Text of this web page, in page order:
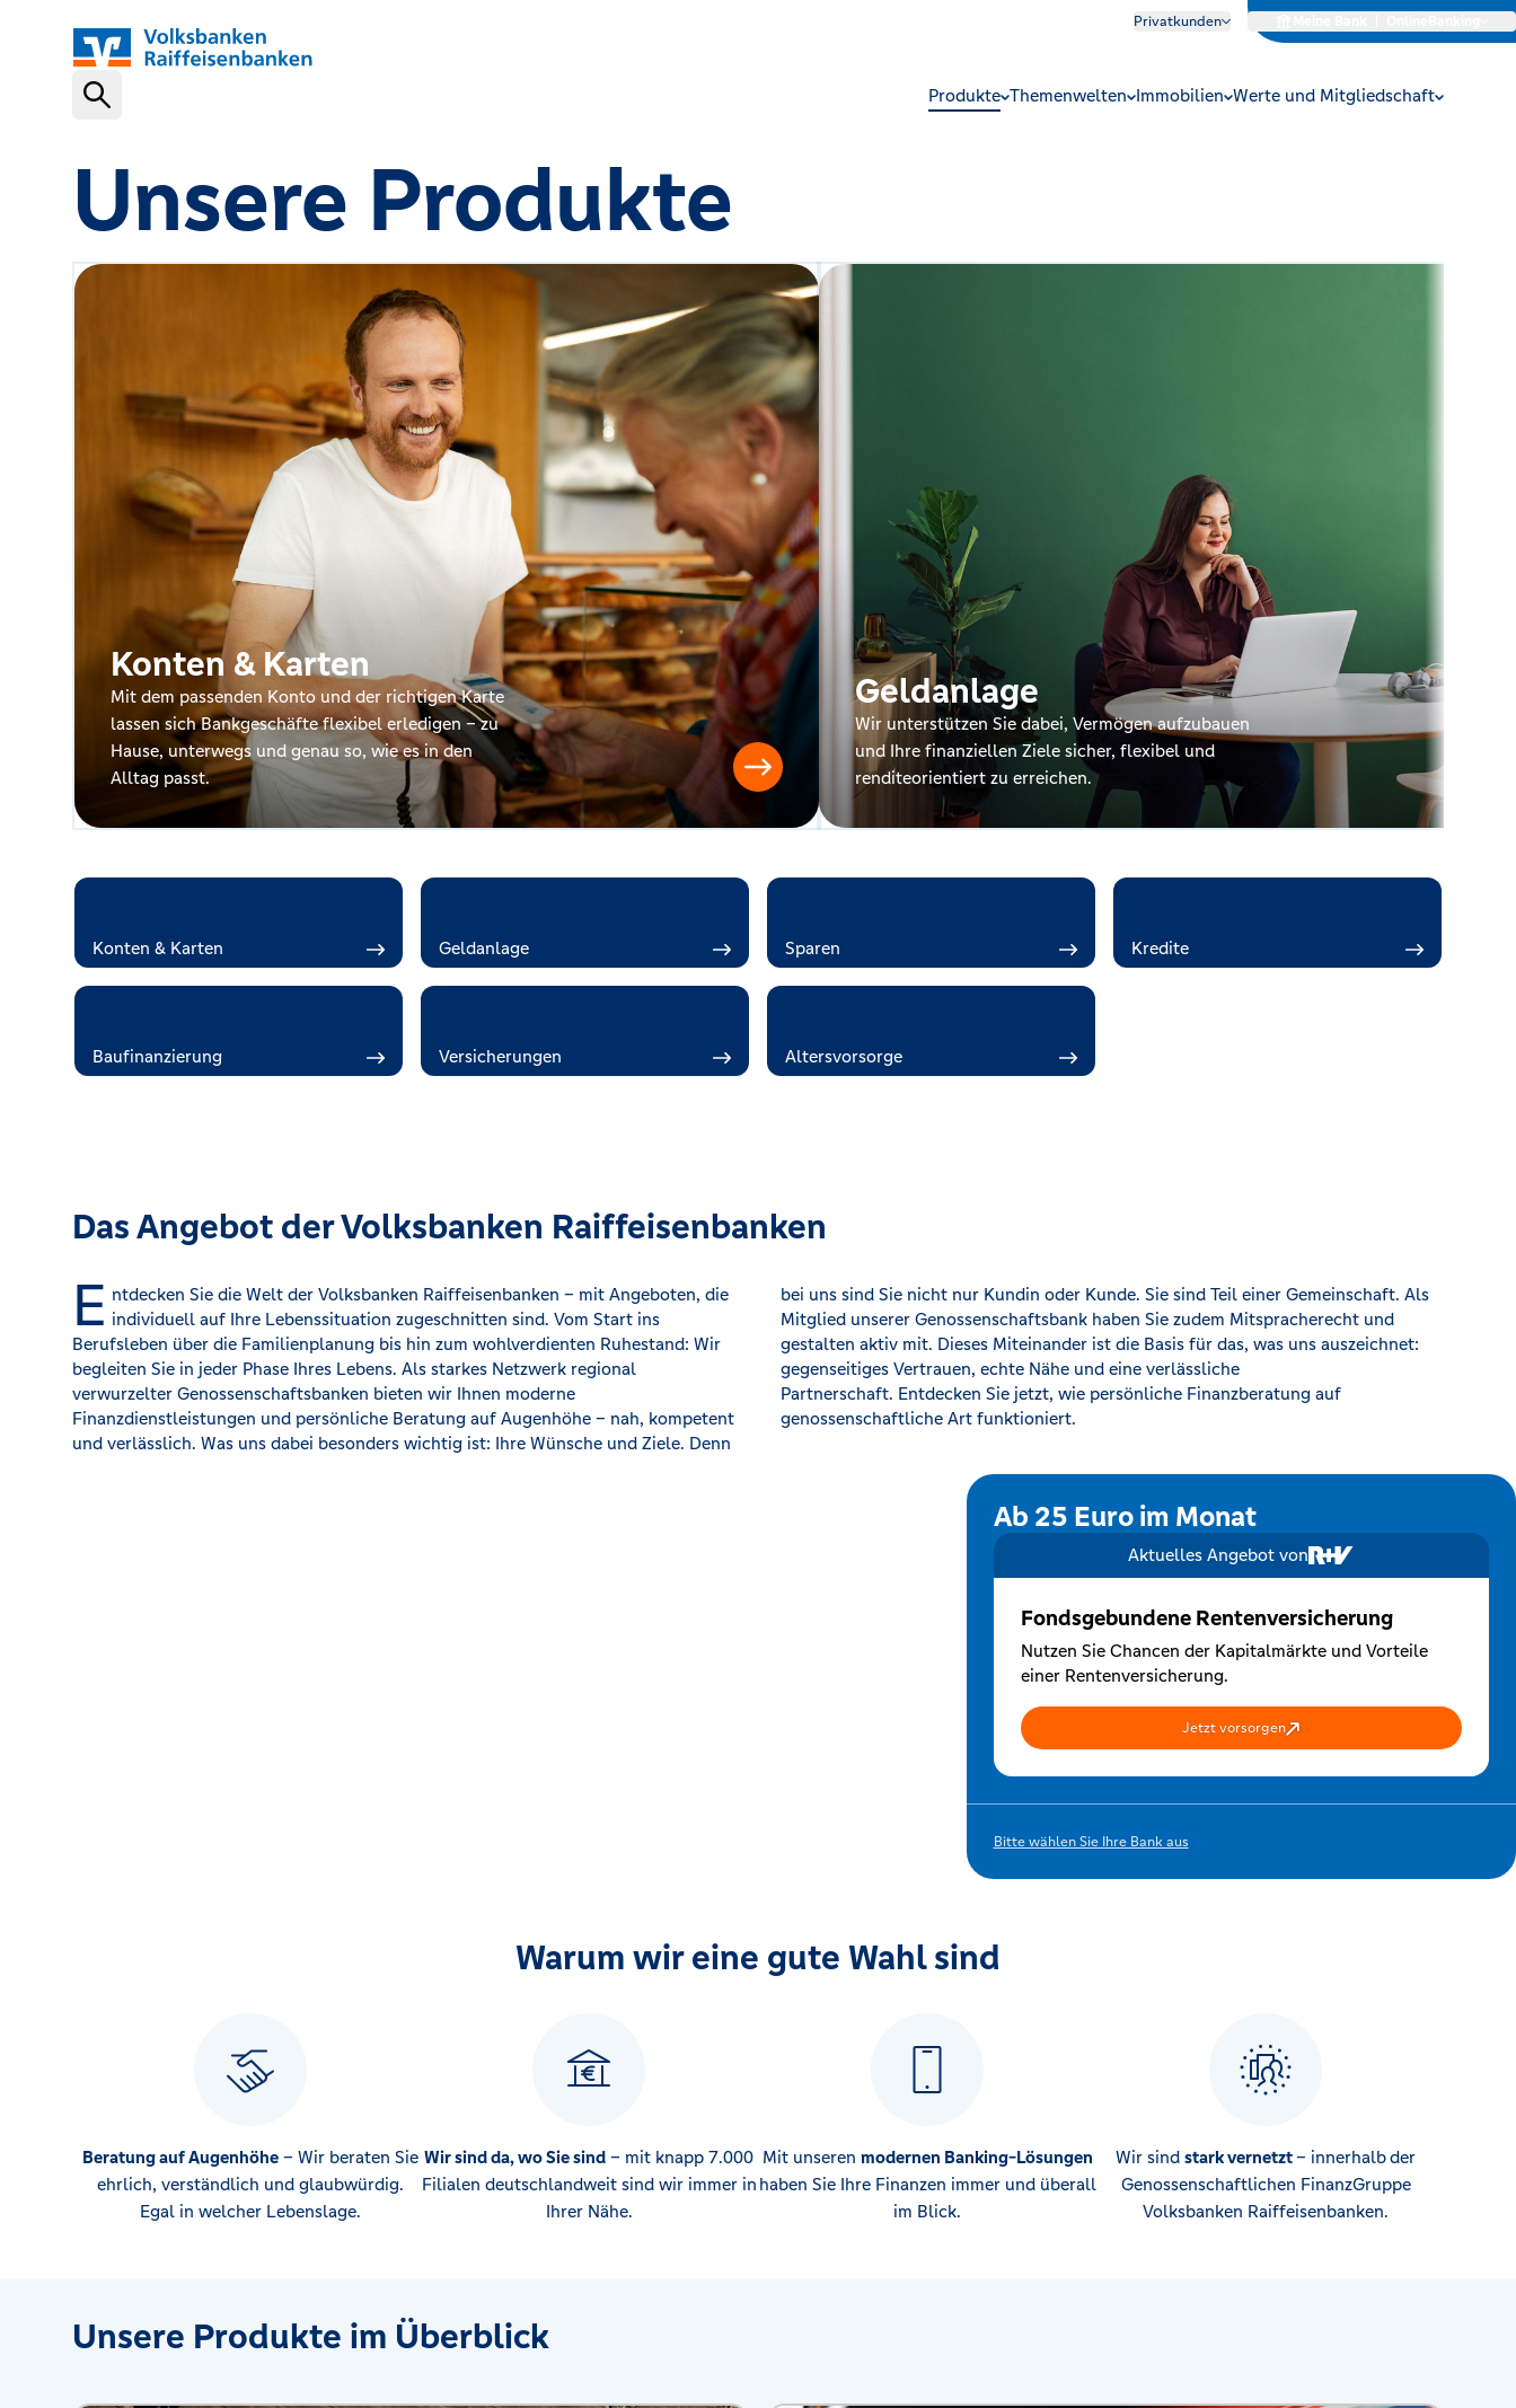
Privatkunden
Karte sperren (116 116)
Kreditrechner
Immobilien
Produkte Themenwelten Immobilien Werte und Mitgliedschaft
Unsere Produkte
Konten & Karten
Mit dem passenden Konto und der richtigen Karte
lassen sich Bankgeschäfte flexibel erledigen – zu
Hause, unterwegs und genau so, wie es in den
Alltag passt.
Geldanlage
Wir unterstützen Sie dabei, Vermögen aufzubauen
und Ihre finanziellen Ziele sicher, flexibel und
renditeorientiert zu erreichen.
Konten & Karten Geldanlage Sparen Kredite
Baufinanzierung Versicherungen Altersvorsorge
Das Angebot der Volksbanken Raiffeisenbanken
E ntdecken Sie die Welt der Volksbanken Raiffeisenbanken – mit Angeboten, die
individuell auf Ihre Lebenssituation zugeschnitten sind. Vom Start ins
Berufsleben über die Familienplanung bis hin zum wohlverdienten Ruhestand: Wir
begleiten Sie in jeder Phase Ihres Lebens. Als starkes Netzwerk regional
verwurzelter Genossenschaftsbanken bieten wir Ihnen moderne
Finanzdienstleistungen und persönliche Beratung auf Augenhöhe – nah, kompetent
und verlässlich. Was uns dabei besonders wichtig ist: Ihre Wünsche und Ziele. Denn
bei uns sind Sie nicht nur Kundin oder Kunde. Sie sind Teil einer Gemeinschaft. Als
Mitglied unserer Genossenschaftsbank haben Sie zudem Mitspracherecht und
gestalten aktiv mit. Dieses Miteinander ist die Basis für das, was uns auszeichnet:
gegenseitiges Vertrauen, echte Nähe und eine verlässliche
Partnerschaft. Entdecken Sie jetzt, wie persönliche Finanzberatung auf
genossenschaftliche Art funktioniert.
Ab 25 Euro im Monat
Aktuelles Angebot von
Fondsgebundene Rentenversicherung
Nutzen Sie Chancen der Kapitalmärkte und Vorteile
einer Rentenversicherung.
Jetzt vorsorgen
Bitte wählen Sie Ihre Bank aus
Warum wir eine gute Wahl sind
Beratung auf Augenhöhe – Wir beraten Sie
ehrlich, verständlich und glaubwürdig.
Egal in welcher Lebenslage.
Wir sind da, wo Sie sind – mit knapp 7.000
Filialen deutschlandweit sind wir immer in
Ihrer Nähe.
Mit unseren modernen Banking-Lösungen
haben Sie Ihre Finanzen immer und überall
im Blick.
Wir sind stark vernetzt– innerhalbder
Genossenschaftlichen FinanzGruppe
Volksbanken Raiffeisenbanken.
Unsere Produkte im Überblick